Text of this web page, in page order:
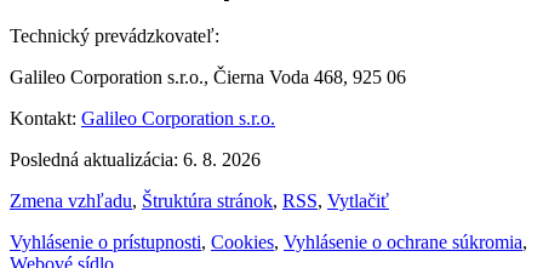
Technický prevádzkovateľ:
Galileo Corporation s.r.o., Čierna Voda 468, 925 06
Kontakt: Galileo Corporation s.r.o.
Posledná aktualizácia: 6. 8. 2026
Zmena vzhľadu, Štruktúra stránok, RSS, Vytlačiť
Vyhlásenie o prístupnosti, Cookies, Vyhlásenie o ochrane súkromia,
Webové sídlo